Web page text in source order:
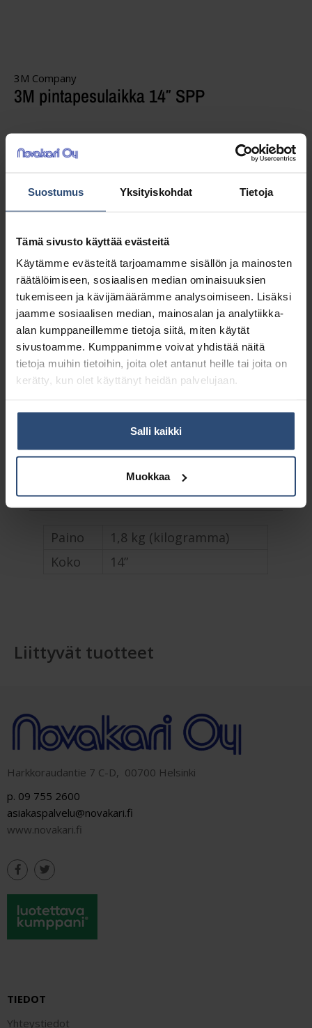
Suostumus Yksityiskohdat Tietoja
Tämä sivusto käyttää evästeitä
Käytämme evästeitä tarjoamamme sisällön ja mainosten
räätälöimiseen, sosiaalisen median ominaisuuksien
tukemiseen ja kävijämäärämme analysoimiseen. Lisäksi
jaamme sosiaalisen median, mainosalan ja analytiikka-
alan kumppaneillemme tietoja siitä, miten käytät
sivustoamme. Kumppanimme voivat yhdistää näitä
tietoja muihin tietoihin, joita olet antanut heille tai joita on
kerätty, kun olet käyttänyt heidän palvelujaan.
Salli kaikki
Muokkaa
3M Company
3M pintapesulaikka 14″ SPP
SPP lattianhoitolaikan kanssa voi poistaa
tai neutraalilla puhdistusaineella.Yksi
vahakerros poistuu kahdella ylityskerralla.
17,28 alv 0%
(21,69 sis. alv 25.5%)
Täydessä laatikossa 5 kpl (86,40 € / ltk)
LISÄÄ OSTOSKORIIN
Yhteensä: 17,28 €
Tuotetunnus (SKU):
Paino
1,8 kg (kilogramma)
Koko
14”
Liittyvät tuotteet
Harkkoraudantie 7 C-D, 00700 Helsinki
p. 09 755 2600
asiakaspalvelu@novakari.fi
www.novakari.fi
TIEDOT
Yhteystiedot